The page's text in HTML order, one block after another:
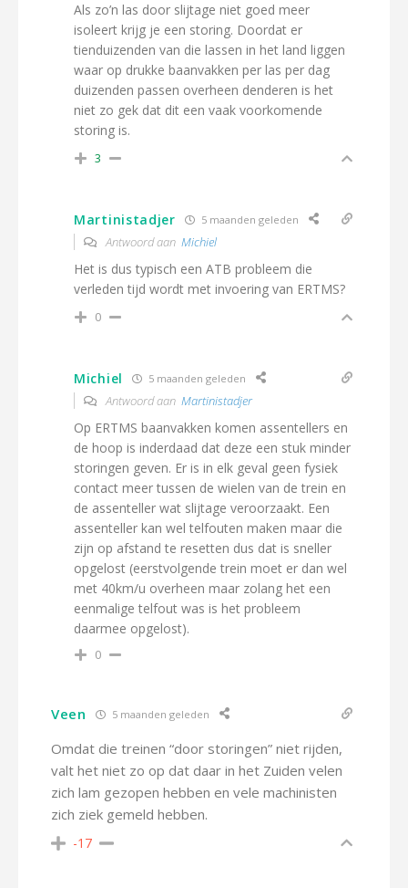
Als zo’n las door slijtage niet goed meer
isoleert krijg je een storing. Doordat er
tienduizenden van die lassen in het land liggen
waar op drukke baanvakken per las per dag
duizenden passen overheen denderen is het
niet zo gek dat dit een vaak voorkomende
storing is.
3
Martinistadjer 5 maanden geleden
Antwoord aan Michiel
Het is dus typisch een ATB probleem die
verleden tijd wordt met invoering van ERTMS?
0
Michiel 5 maanden geleden
Antwoord aan Martinistadjer
Op ERTMS baanvakken komen assentellers en
de hoop is inderdaad dat deze een stuk minder
storingen geven. Er is in elk geval geen fysiek
contact meer tussen de wielen van de trein en
de assenteller wat slijtage veroorzaakt. Een
assenteller kan wel telfouten maken maar die
zijn op afstand te resetten dus dat is sneller
opgelost (eerstvolgende trein moet er dan wel
met 40km/u overheen maar zolang het een
eenmalige telfout was is het probleem
daarmee opgelost).
0
Veen 5 maanden geleden
Omdat die treinen “door storingen” niet rijden,
valt het niet zo op dat daar in het Zuiden velen
zich lam gezopen hebben en vele machinisten
zich ziek gemeld hebben.
-17